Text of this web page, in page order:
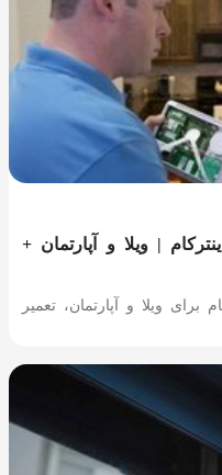
| ویلا و آپارتمان +
ویلا و آپارتمان، تعمیر